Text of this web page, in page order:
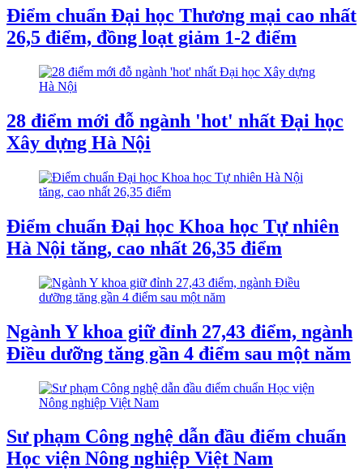
Điểm chuẩn Đại học Thương mại cao nhất
26,5 điểm, đồng loạt giảm 1-2 điểm
28 điểm mới đỗ ngành 'hot' nhất Đại học
Xây dựng Hà Nội
Điểm chuẩn Đại học Khoa học Tự nhiên
Hà Nội tăng, cao nhất 26,35 điểm
Ngành Y khoa giữ đỉnh 27,43 điểm, ngành
Điều dưỡng tăng gần 4 điểm sau một năm
Sư phạm Công nghệ dẫn đầu điểm chuẩn
Học viện Nông nghiệp Việt Nam